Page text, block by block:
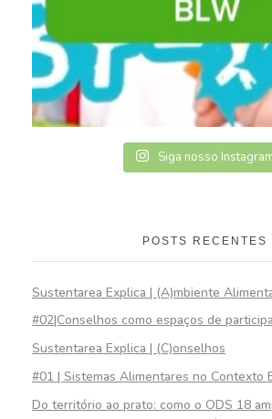
Siga nosso
POSTS RECENTES
Sustentarea Explica | (A)mbiente
#02|Conselhos como espaços de
Sustentarea Explica | (C)onselhos
#01 | Sistemas Alimentares no Contexto
Do território ao prato: como o ODS 18